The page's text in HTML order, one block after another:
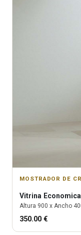
MOSTRADOR DE
Vitrina
Altura 900 x Ancho
350.00 €